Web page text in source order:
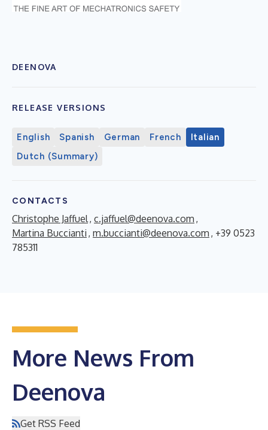
DEENOVA
RELEASE VERSIONS
English Spanish German French
Italian
Dutch (Summary)
CONTACTS
Christophe Jaffuel, c.jaffuel@deenova.com ,
Martina Buccianti , m.buccianti@deenova.com , +39 0523
785311
More News From
Deenova
Get RSS Feed